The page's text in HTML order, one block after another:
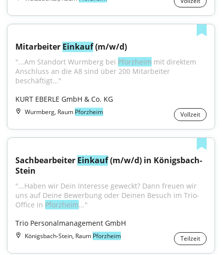
Mitarbeiter Einkauf (m/w/d)
"...Am Standort Wurmberg bei Pforzheim mit direktem
Anschluss an die A8 sind über 200 Mitarbeiter
beschäftigt..."
KURT EBERLE GmbH & Co. KG
Wurmberg, Raum Pforzheim Vollzeit
Sachbearbeiter Einkauf (m/w/d) in Königsbach-
Stein
"...Haben wir Dein Interesse geweckt? Dann freuen wir
uns auf Deine Bewerbung oder Deinen Besuch im Trio-
Office in Pforzheim..."
Trio Personalmanagement GmbH
Königsbach-Stein, Raum Pforzheim Teilzeit